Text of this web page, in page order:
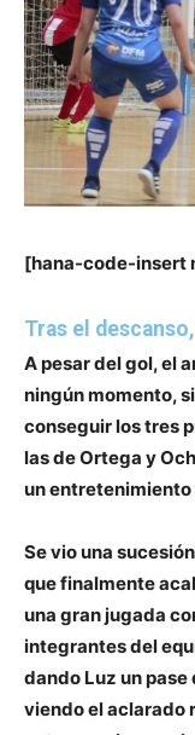
[hana-code-insert
Tras el
A pesar del gol, el
ningún momento,
conseguir los tres
las de Ortega y
un
Se vio una
quefinalmente
una gran jugada
integrantes del
dando Luz un pase
viendo el aclarado